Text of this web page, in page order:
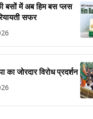
बसों में अब हिम बस प्लस
सफर
का जोरदार विरोध प्रदर्शन